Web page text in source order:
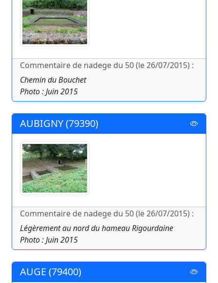
Commentaire de nadege du 50 (le 26/07/2015) :
Chemin du Bouchet
Photo : Juin 2015
AUBIGNY (79390)
Commentaire de nadege du 50 (le 26/07/2015) :
Légèrement au nord du hameau Rigourdaine
Photo : Juin 2015
AUGE (79400)